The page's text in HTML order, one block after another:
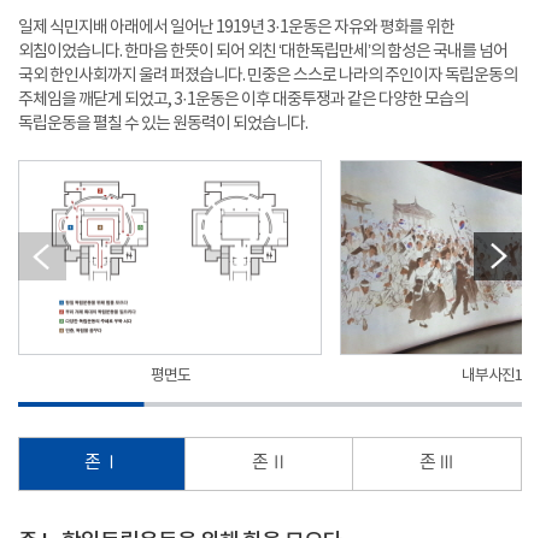
일제 식민지배 아래에서 일어난 1919년 3·1운동은 자유와 평화를 위한
외침이었습니다. 한마음 한뜻이 되어 외친 ‘대한독립만세’의 함성은 국내를 넘어
국외 한인사회까지 울려 퍼졌습니다. 민중은 스스로 나라의 주인이자 독립운동의
주체임을 깨닫게 되었고, 3·1운동은 이후 대중투쟁과 같은 다양한 모습의
독립운동을 펼칠 수 있는 원동력이 되었습니다.
평면도 내부사진1
존 Ⅰ 존 Ⅱ 존 Ⅲ